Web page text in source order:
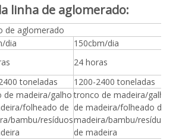
linha de aglomerado:
de aglomerado
dia 150cbm/dia
24 horas
toneladas 1200-2400 toneladas
de madeira/galho
folheado de
bambu/resíduos
tronco de madeira/galho
de madeira/folheado de
madeira/bambu/resíduos
de madeira